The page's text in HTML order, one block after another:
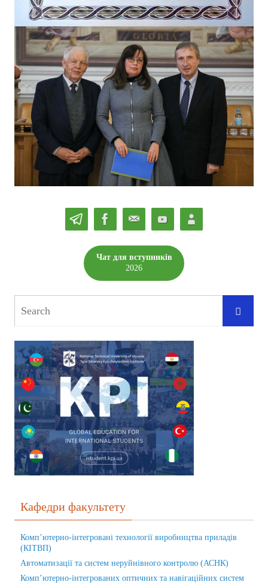
Чат для вступників
2026
Кафедри факультету
Комп’ютерно-інтегровані технології виробництва приладів
(КІТВП)
Автоматизації та систем неруйнівного контролю (АСНК)
Комп’ютерно-інтегрованих оптичних та навігаційних систем